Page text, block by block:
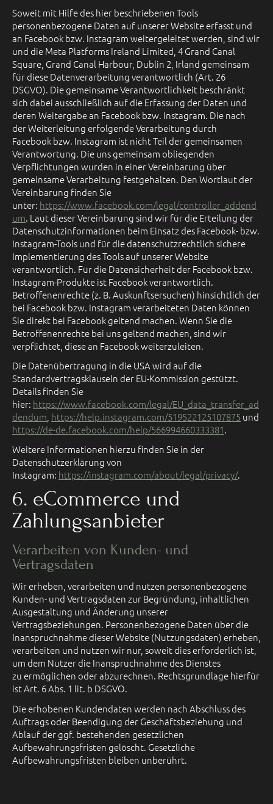
Soweit mit Hilfe des hier beschriebenen Tools
personenbezogene Daten auf unserer Website erfasst und
an Facebook bzw. Instagram weitergeleitet werden, sind wir
und die Meta Platforms Ireland Limited, 4 Grand Canal
Square, Grand Canal Harbour, Dublin 2, Irland gemeinsam
für diese Datenverarbeitung verantwortlich (Art. 26
DSGVO). Die gemeinsame Verantwortlichkeit beschränkt
sich dabei ausschließlich auf die Erfassung der Daten und
deren Weitergabe an Facebook bzw. Instagram. Die nach
der Weiterleitung erfolgende Verarbeitung durch
Facebook bzw. Instagram ist nicht Teil der gemeinsamen
Verantwortung. Die uns gemeinsam obliegenden
Verpflichtungen wurden in einer Vereinbarung über
gemeinsame Verarbeitung festgehalten. Den Wortlaut der
Vereinbarung finden Sie
unter: https://www.facebook.com/legal/controller_addend
um. Laut dieser Vereinbarung sind wir für die Erteilung der
Datenschutzinformationen beim Einsatz des Facebook- bzw.
Instagram-Tools und für die datenschutzrechtlich sichere
Implementierung des Tools auf unserer Website
verantwortlich. Für die Datensicherheit der Facebook bzw.
Instagram-Produkte ist Facebook verantwortlich.
Betroffenenrechte (z. B. Auskunftsersuchen) hinsichtlich der
bei Facebook bzw. Instagram verarbeiteten Daten können
Sie direkt bei Facebook geltend machen. Wenn Sie die
Betroffenenrechte bei uns geltend machen, sind wir
verpflichtet, diese an Facebook weiterzuleiten.
Die Datenübertragung in die USA wird auf die
Standardvertragsklauseln der EU-Kommission gestützt.
Details finden Sie
hier: https://www.facebook.com/legal/EU_data_transfer_ad
dendum https://help.instagram.com/519522125107875und
https://de-de.facebook.com/help/566994660333381.
Weitere Informationen hierzu finden Sie in der
Datenschutzerklärung von
Instagram: https://instagram.com/about/legal/privacy/.
6. eCommerce und
Zahlungs­anbieter
Verarbeiten von Kunden- und
Vertragsdaten
Wir erheben, verarbeiten und nutzen personenbezogene
Kunden- und Vertragsdaten zur Begründung, inhaltlichen
Ausgestaltung und Änderung unserer
Vertragsbeziehungen. Personenbezogene Daten über die
Inanspruchnahme dieser Website (Nutzungsdaten) erheben,
verarbeiten und nutzen wir nur, soweit dies erforderlich ist,
um dem Nutzer die Inanspruchnahme des Dienstes
zu ermöglichen oder abzurechnen. Rechtsgrundlage hierfür
ist Art. 6 Abs. 1 lit. b DSGVO.
Die erhobenen Kundendaten werden nach Abschluss des
Auftrags oder Beendigung der Geschäftsbeziehung und
Ablauf der ggf. bestehenden gesetzlichen
Aufbewahrungsfristen gelöscht. Gesetzliche
Aufbewahrungsfristen bleiben unberührt.